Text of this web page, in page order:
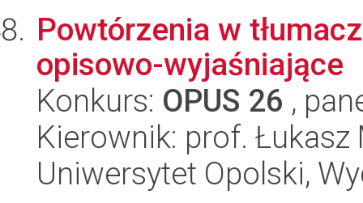
Powtórzenia w
opisowo-wyjaśniające
Konkurs: OPUS 26 ,
Kierownik: prof. Łukasz
Uniwersytet Opolski,